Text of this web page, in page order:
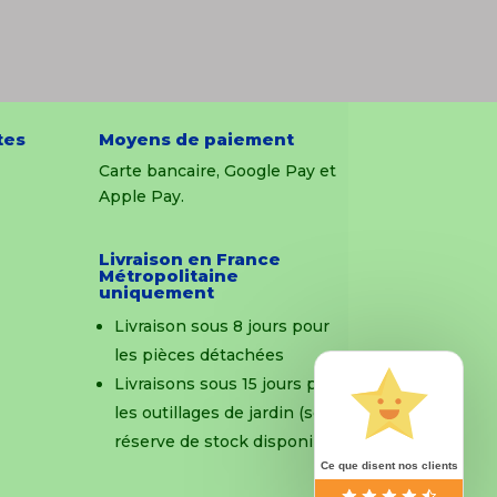
Moyens de paiement
Carte bancaire, Google Pay et
Apple Pay.
Livraison en France
Métropolitaine
uniquement
Livraison sous 8 jours pour
les pièces détachées
Livraisons sous 15 jours pour
les outillages de jardin (sous
réserve de stock disponible)
Ce que disent nos clients